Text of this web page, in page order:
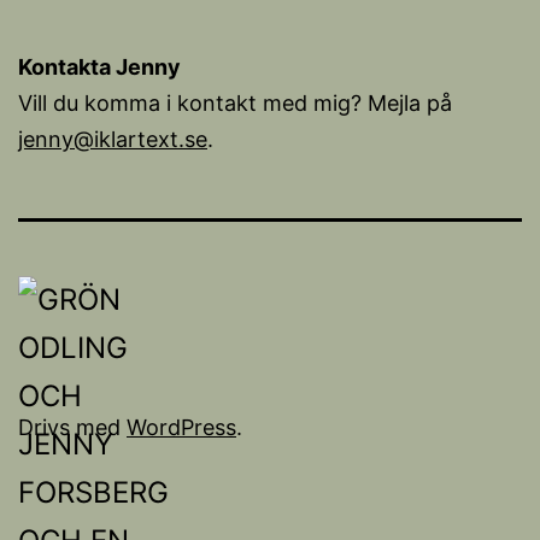
Kontakta Jenny
Vill du komma i kontakt med mig? Mejla på
jenny@iklartext.se.
Drivs med WordPress.